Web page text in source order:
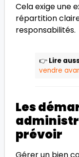
Cela exige une
répartition
responsabilités.
👉 Lire
vendre
Les
prévoir